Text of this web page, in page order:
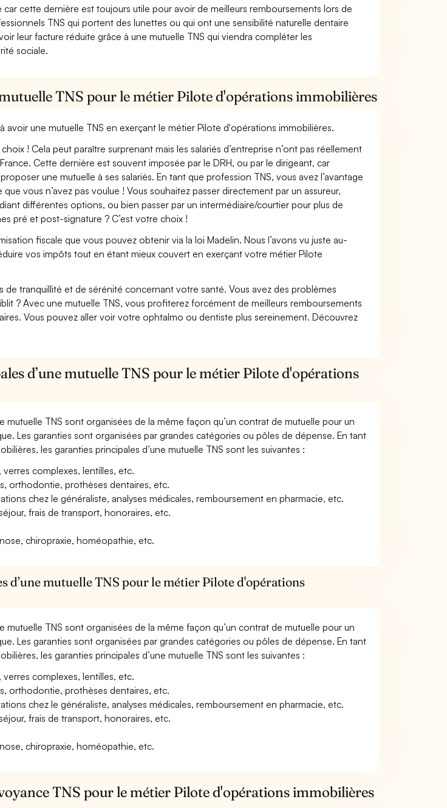
car cette dernière est toujours utile pour avoir de meilleurs remboursements lors de
TNS qui portent des lunettes ou qui ont une sensibilité naturelle dentaire
leur facture réduite grâce à une mutuelle TNS qui viendra compléter les
sociale.
mutuelle TNS pour le métier Pilote d'opérations immobilières
avoir une mutuelle TNS en exerçant le métier Pilote d'opérations immobilières.
! Cela peut paraître surprenant mais les salariés d’entreprise n’ont pas réellement
Cette dernière est souvent imposée par le DRH, ou par le dirigeant, car
une mutuelle à ses salariés. En tant que profession TNS, vous avez l’avantage
vous n’avez pas voulue ! Vous souhaitez passer directement par un assureur,
différentes options, ou bien passer par un intermédiaire/courtier pour plus de
pré et post-signature ? C’est votre choix !
fiscale que vous pouvez obtenir via la loi Madelin. Nous l’avons vu juste au-
vos impôts tout en étant mieux couvert en exerçant votre métier Pilote
de tranquillité et de sérénité concernant votre santé. Vous avez des problèmes
? Avec une mutuelle TNS, vous profiterez forcément de meilleurs remboursements
Vous pouvez aller voir votre ophtalmo ou dentiste plus sereinement. Découvrez
d’une mutuelle TNS pour le métier Pilote d'opérations
mutuelle TNS sont organisées de la même façon qu’un contrat de mutuelle pour un
Les garanties sont organisées par grandes catégories ou pôles de dépense. En tant
les garanties principales d’une mutuelle TNS sont les suivantes :
complexes, lentilles, etc.
orthodontie, prothèses dentaires, etc.
chez le généraliste, analyses médicales, remboursement en pharmacie, etc.
frais de transport, honoraires, etc.
chiropraxie, homéopathie, etc.
d’une mutuelle TNS pour le métier Pilote d'opérations
mutuelle TNS sont organisées de la même façon qu’un contrat de mutuelle pour un
Les garanties sont organisées par grandes catégories ou pôles de dépense. En tant
les garanties principales d’une mutuelle TNS sont les suivantes :
complexes, lentilles, etc.
orthodontie, prothèses dentaires, etc.
chez le généraliste, analyses médicales, remboursement en pharmacie, etc.
frais de transport, honoraires, etc.
chiropraxie, homéopathie, etc.
TNS pour le métier Pilote d'opérations immobilières